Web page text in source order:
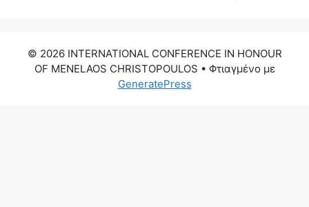
© 2026 INTERNATIONAL CONFERENCE IN HONOUR
OF MENELAOS CHRISTOPOULOS • Φτιαγμένο με
GeneratePress